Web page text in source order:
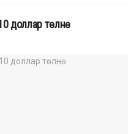
доллар төлнө